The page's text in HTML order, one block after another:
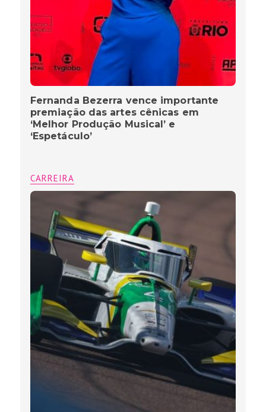
Fernanda Bezerra vence importante
premiação das artes cênicas em
‘Melhor Produção Musical’ e
‘Espetáculo’
CARREIRA